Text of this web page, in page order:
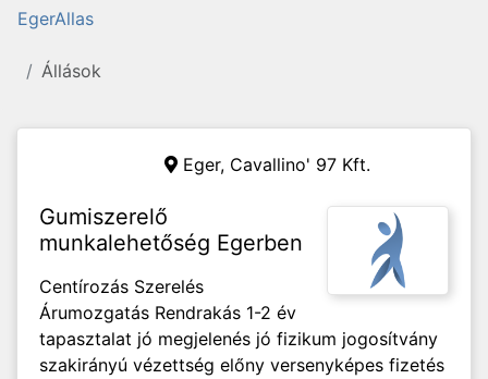
EgerAllas
Állások
Eger, Cavallino' 97 Kft.
Gumiszerelő
munkalehetőség Egerben
Centírozás Szerelés
Árumozgatás Rendrakás 1-2 év
tapasztalat jó megjelenés jó fizikum jogosítvány
szakirányú vézettség előny versenyképes fizetés